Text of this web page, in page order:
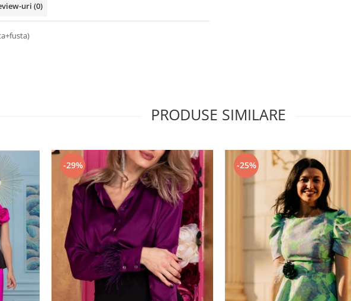
uri (0)
PRODUSE SIMILARE
-29% -25%